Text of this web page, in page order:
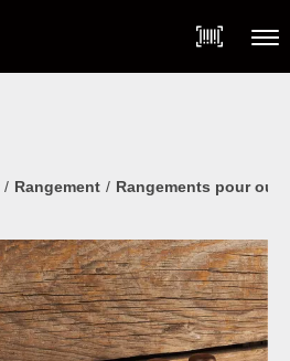
Rangement Rangements pour